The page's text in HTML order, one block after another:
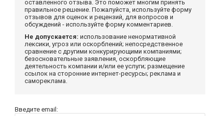
оставленного отзыва. Это поможет многим принять
правильное решение. Пожалуйста, используйте форму
отзывов для оценок и рецензий, для вопросов и
обсуждений - используйте форму комментариев.
Не допускается: использование ненормативной
лексики, угроз или оскорблений; непосредственное
сравнение с другими конкурирующими компаниями;
безосновательные заявления, оскорбляющие
деятельность компании и/или ее услуги; размещение
ссылок на сторонние интернет-ресурсы; реклама и
самореклама.
Введите email: